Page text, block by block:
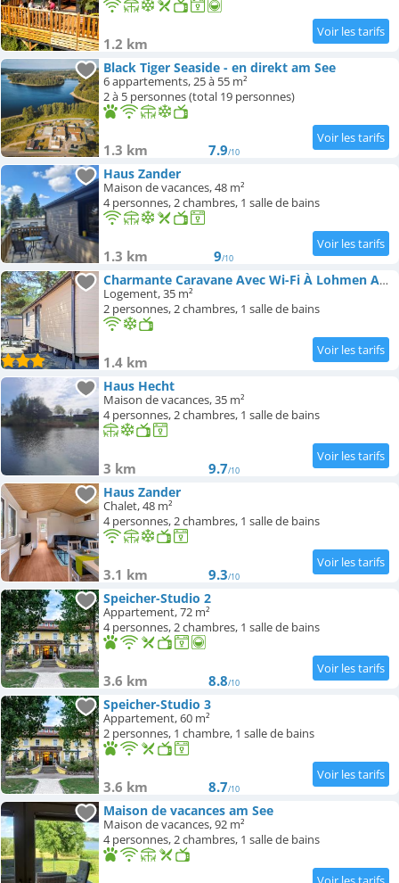
1.2 km
Black Tiger Seaside - en direkt am See
6 appartements, 25 à 55 m²
2 à 5 personnes (total 19 personnes)
1.3 km 7.9/10
Haus Zander
Maison de vacances, 48 m²
4 personnes, 2 chambres, 1 salle de bains
1.3 km 9/10
Charmante Caravane Avec Wi-Fi À Lohmen Am See
Logement, 35 m²
2 personnes, 2 chambres, 1 salle de bains
1.4 km
Haus Hecht
Maison de vacances, 35 m²
4 personnes, 2 chambres, 1 salle de bains
3 km 9.7/10
Haus Zander
Chalet, 48 m²
4 personnes, 2 chambres, 1 salle de bains
3.1 km 9.3/10
Speicher-Studio 2
Appartement, 72 m²
4 personnes, 2 chambres, 1 salle de bains
3.6 km 8.8/10
Speicher-Studio 3
Appartement, 60 m²
2 personnes, 1 chambre, 1 salle de bains
3.6 km 8.7/10
Maison de vacances am See
Maison de vacances, 92 m²
4 personnes, 2 chambres, 1 salle de bains